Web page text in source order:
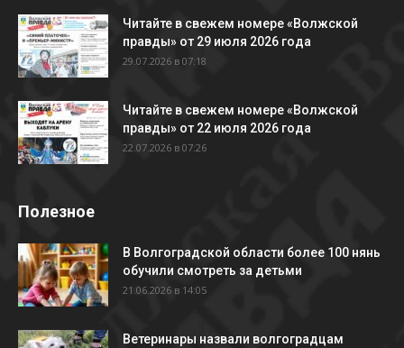
Читайте в свежем номере «Волжской
правды» от 29 июля 2026 года
29.07.2026 в 07:18
Читайте в свежем номере «Волжской
правды» от 22 июля 2026 года
22.07.2026 в 07:26
Полезное
В Волгоградской области более 100 нянь
обучили смотреть за детьми
21.06.2026 в 14:05
Ветеринары назвали волгоградцам